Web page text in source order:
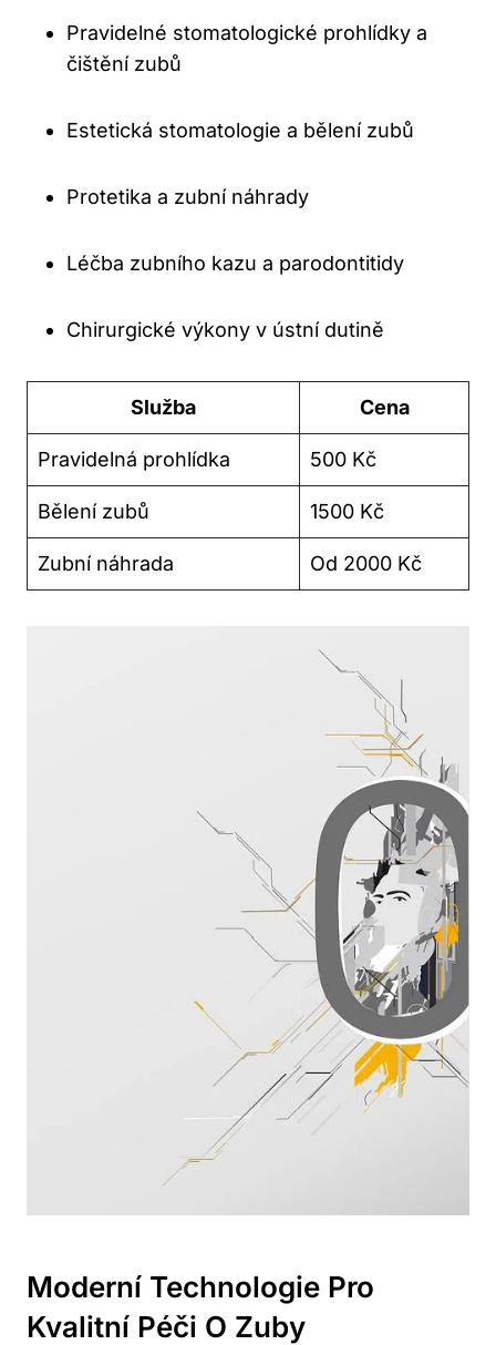
Pravidelné stomatologické prohlídky a
čištění zubů
Estetická stomatologie a bělení zubů
Protetika a zubní náhrady
Léčba zubního kazu a parodontitidy
Chirurgické výkony v ústní dutině
Služba Cena
Pravidelná prohlídka 500 Kč
Bělení zubů 1500 Kč
Zubní náhrada Od 2000 Kč
Moderní Technologie Pro
Kvalitní Péči O Zuby